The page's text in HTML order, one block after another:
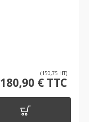
(150,75 HT)
180,90 € TTC